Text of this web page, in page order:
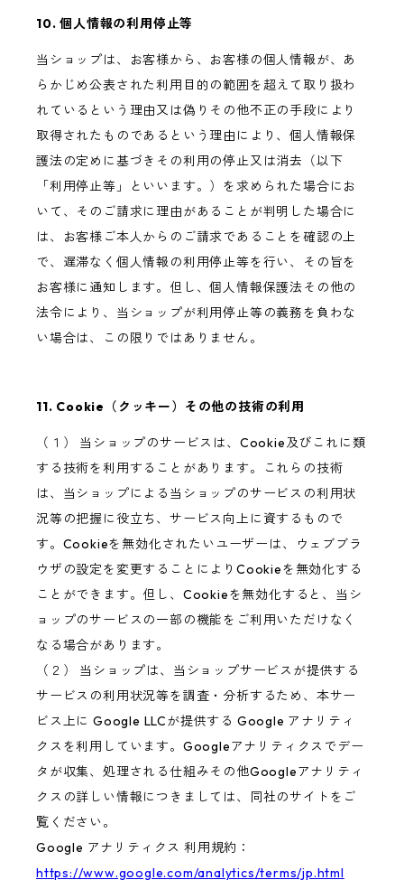
10. 個人情報の利用停止等
当ショップは、お客様から、お客様の個人情報が、あ
らかじめ公表された利用目的の範囲を超えて取り扱わ
れているという理由又は偽りその他不正の手段により
取得されたものであるという理由により、個人情報保
護法の定めに基づきその利用の停止又は消去（以下
「利用停止等」といいます。）を求められた場合にお
いて、そのご請求に理由があることが判明した場合に
は、お客様ご本人からのご請求であることを確認の上
で、遅滞なく個人情報の利用停止等を行い、その旨を
お客様に通知します。但し、個人情報保護法その他の
法令により、当ショップが利用停止等の義務を負わな
い場合は、この限りではありません。
11. Cookie（クッキー）その他の技術の利用
（１） 当ショップのサービスは、Cookie及びこれに類
する技術を利用することがあります。これらの技術
は、当ショップによる当ショップのサービスの利用状
況等の把握に役立ち、サービス向上に資するもので
す。Cookieを無効化されたいユーザーは、ウェブブラ
ウザの設定を変更することによりCookieを無効化する
ことができます。但し、Cookieを無効化すると、当シ
ョップのサービスの一部の機能をご利用いただけなく
なる場合があります。
（２） 当ショップは、当ショップサービスが提供する
サービスの利用状況等を調査・分析するため、本サー
ビス上に Google LLCが提供する Google アナリティ
クスを利用しています。Googleアナリティクスでデー
タが収集、処理される仕組みその他Googleアナリティ
クスの詳しい情報につきましては、同社のサイトをご
覧ください。
Google アナリティクス 利用規約：
https://www.google.com/analytics/terms/jp.html